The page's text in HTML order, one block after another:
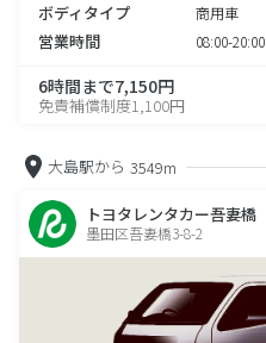
ボディタイプ 商用車
営業時間 08:00-20:00
6時間まで7,150円
免責補償制度1,100円
大島駅から 3549m
トヨタレンタカー吾妻橋
墨田区吾妻橋3-8-2